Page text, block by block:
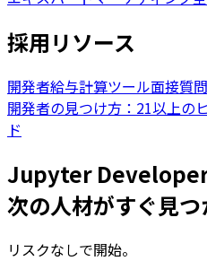
採用リソース
開発者給与計算ツール面接質
開発者の見つけ方：21以上の
ド
Jupyter
次の人材がすぐ見つ
リスクなしで開始。